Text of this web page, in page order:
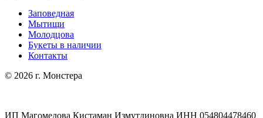
Заповедная
Мытищи
Молодцова
Букеты в наличии
Контакты
© 2026 г. Монстера
ИП Магомедова Кистаман Измутдиновна ИНН 054804478460